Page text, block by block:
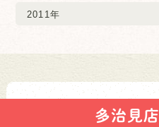
2011年
多治見店